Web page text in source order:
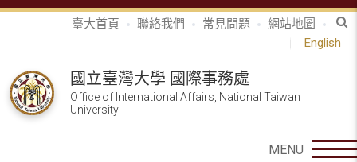
臺大首頁 聯絡我們 常見問題
網站地圖
English
國立臺灣大學 國際事務處
Office of International Affairs, National Taiwan
University